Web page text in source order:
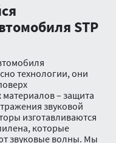
STP
технологии, они
– защита
звуковой
изготавливаются
которые
звуковые волны. Мы